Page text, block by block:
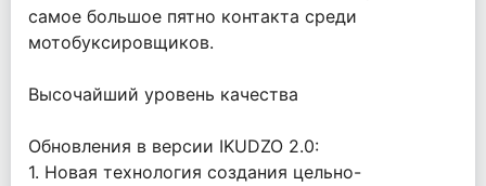
самое большое пятно контакта среди
мотобуксировщиков.
Высочайший уровень качества
Обновления в версии IKUDZO 2.0:
1. Новая технология создания цельно-